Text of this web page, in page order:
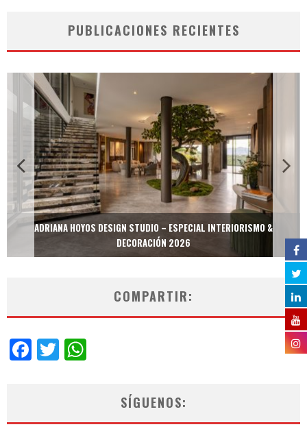
PUBLICACIONES RECIENTES
ADRIANA HOYOS DESIGN STUDIO – ESPECIAL INTERIORISMO &
DECORACIÓN 2026
COMPARTIR:
Facebook
Twitter
SÍGUENOS: